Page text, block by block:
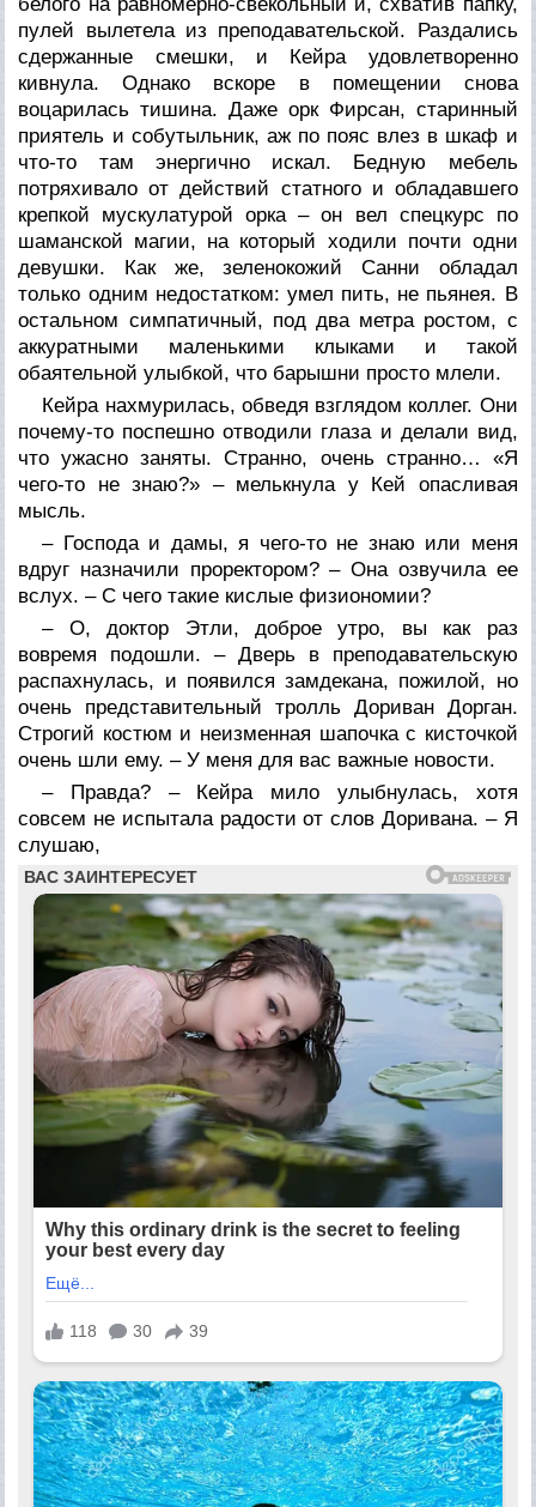
пулей вылетела из преподавательской. Раздались
сдержанные смешки, и Кейра удовлетворенно
кивнула. Однако вскоре в помещении снова
воцарилась тишина. Даже орк Фирсан, старинный
приятель и собутыльник, аж по пояс влез в шкаф и
что-то там энергично искал. Бедную мебель
потряхивало от действий статного и обладавшего
крепкой мускулатурой орка – он вел спецкурс по
шаманской магии, на который ходили почти одни
девушки. Как же, зеленокожий Санни обладал
только одним недостатком: умел пить, не пьянея. В
остальном симпатичный, под два метра ростом, с
аккуратными маленькими клыками и такой
обаятельной улыбкой, что барышни просто млели.
Кейра нахмурилась, обведя взглядом коллег. Они
почему-то поспешно отводили глаза и делали вид,
что ужасно заняты. Странно, очень странно… «Я
чего-то не знаю?» – мелькнула у Кей опасливая
мысль.
– Господа и дамы, я чего-то не знаю или меня
вдруг назначили проректором? – Она озвучила ее
вслух. – С чего такие кислые физиономии?
– О, доктор Этли, доброе утро, вы как раз
вовремя подошли. – Дверь в преподавательскую
распахнулась, и появился замдекана, пожилой, но
очень представительный тролль Дориван Дорган.
Строгий костюм и неизменная шапочка с кисточкой
очень шли ему. – У меня для вас важные новости.
– Правда? – Кейра мило улыбнулась, хотя
совсем не испытала радости от слов Доривана. – Я
слушаю,